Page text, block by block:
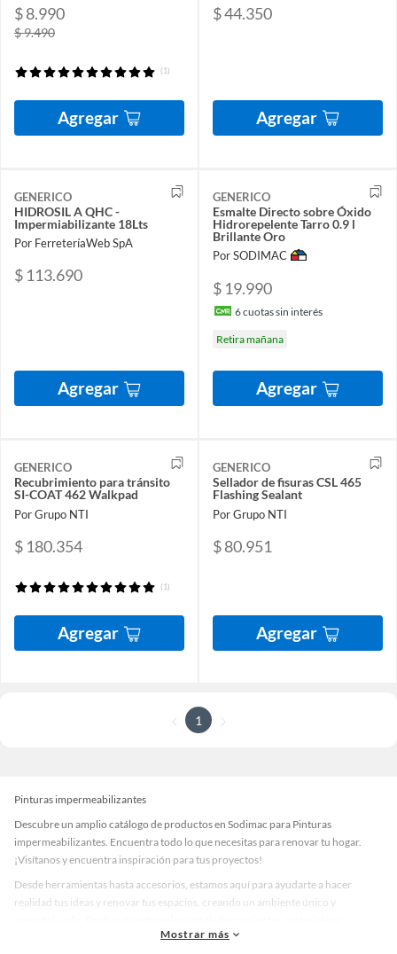
$ 8.990
$ 9.490
(1)
Agregar
$ 44.350
Agregar
GENERICO
HIDROSIL A QHC -
Impermiabilizante 18Lts
Por FerreteríaWeb SpA
$ 113.690
Agregar
GENERICO
Esmalte Directo sobre Óxido
Hidrorepelente Tarro 0.9 l
Brillante Oro
Por SODIMAC
$ 19.990
6cuotas sin interés
Retira mañana
Agregar
GENERICO
Recubrimiento para tránsito
SI-COAT 462 Walkpad
Por Grupo NTI
$ 180.354
(1)
Agregar
GENERICO
Sellador de fisuras CSL 465
Flashing Sealant
Por Grupo NTI
$ 80.951
Agregar
1
Pinturas impermeabilizantes
Descubre un amplio catálogo de productos en Sodimac para Pinturas
impermeabilizantes. Encuentra todo lo que necesitas para renovar tu hogar.
¡Visítanos y encuentra inspiración para tus proyectos!
Desde herramientas hasta accesorios, estamos aquí para ayudarte a hacer
realidad tus ideas y renovar tus espacios, creando un ambiente único y
accesorios de calidad que te ayudarán a crear un espacio más tú.
Mostrar más